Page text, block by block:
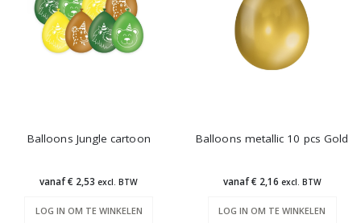
Balloons Jungle cartoon
vanaf € 2,53excl. BTW
LOG IN OM TE WINKELEN
Balloons metallic 10 pcs Gold
vanaf € 2,16 excl. BTW
LOG IN OM TE WINKELEN